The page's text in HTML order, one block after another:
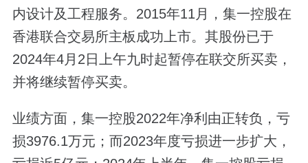
内设计及工程服务。2015年11月，集一控股在
香港联合交易所主板成功上市。其股份已于
2024年4月2日上午九时起暂停在联交所买卖，
并将继续暂停买卖。
业绩方面，集一控股2022年净利由正转负，亏
损3976.1万元；而2023年度亏损进一步扩大，